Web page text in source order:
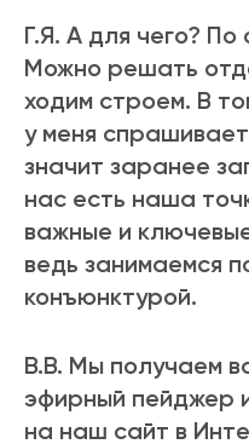
Г.Я. А для чего?
Можно решать
ходим строем. В
у меня
значит заранее
нас есть наша
важные и
ведь занимаемся
конъюнктурой.
В.В. Мы получаем
эфирный пейджер
на наш сайт в